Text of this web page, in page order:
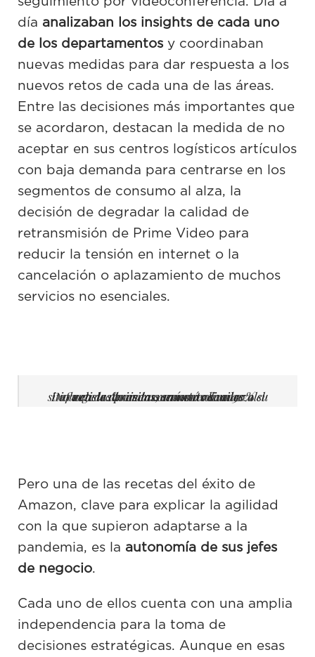
día analizaban los insights de cada uno
de los departamentos y coordinaban
nuevas medidas para dar respuesta a los
nuevos retos de cada una de las áreas.
Entre las decisiones más importantes que
se acordaron, destacan la medida de no
aceptar en sus centros logísticos artículos
con baja demanda para centrarse en los
segmentos de consumo al alza, la
decisión de degradar la calidad de
retransmisión de Prime Video para
reducir la tensión en internet o la
cancelación o aplazamiento de muchos
servicios no esenciales.
Durante las primeras semanas de marzo el sitio web de Amazon aumentó en un 30% su afluencia de visitas, aumento similar al registrado en los envíos realizados
Pero una de las recetas del éxito de
Amazon, clave para explicar la agilidad
con la que supieron adaptarse a la
pandemia, es la autonomía de sus jefes
de negocio.
Cada uno de ellos cuenta con una amplia
independencia para la toma de
decisiones estratégicas. Aunque en esas